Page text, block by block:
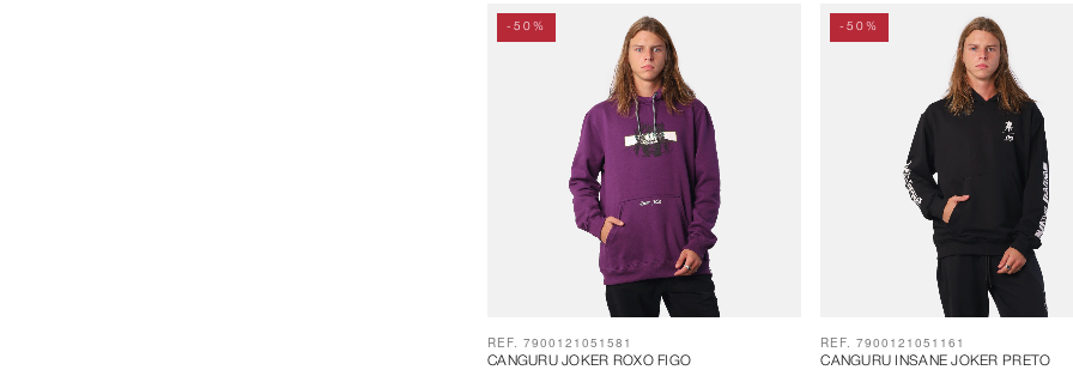
CANGURU JOKER ROXO FIGO
REF. 7900121051581
-50%
CANGURU INSANE JOKER PRETO
REF. 7900121051161
-50%